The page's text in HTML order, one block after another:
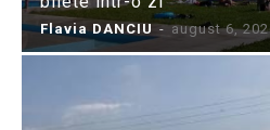
Flavia DANCIU - august 6,